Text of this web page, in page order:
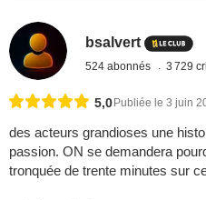
bsalvert
524 abonnés 3 729
5,0 Publiée le 3 juin
des acteurs grandioses une
passion. ON se demandera
tronquée de trente minutes sur